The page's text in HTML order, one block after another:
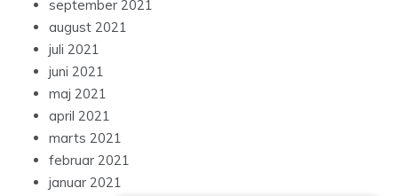
september 2021
august 2021
juli 2021
juni 2021
maj 2021
april 2021
marts 2021
februar 2021
januar 2021